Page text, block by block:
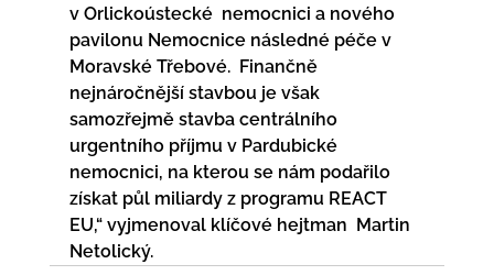
v Orlickoústecké  nemocnici a nového
pavilonu Nemocnice následné péče v
Moravské Třebové.  Finančně
nejnáročnější stavbou je však
samozřejmě stavba centrálního
urgentního příjmu v Pardubické
nemocnici, na kterou se nám podařilo
získat půl miliardy z programu REACT
EU,“ vyjmenoval klíčové hejtman  Martin
Netolický.